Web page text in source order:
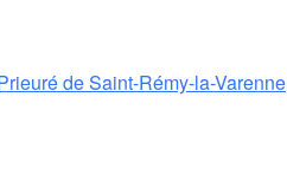
de Saint-Rémy-la-Varenne